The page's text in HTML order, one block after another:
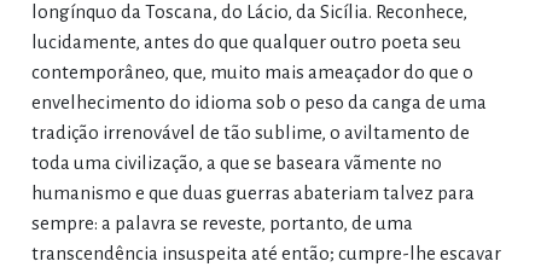
longínquo da Toscana, do Lácio, da Sicília. Reconhece,
lucidamente, antes do que qualquer outro poeta seu
contemporâneo, que, muito mais ameaçador do que o
envelhecimento do idioma sob o peso da canga de uma
tradição irrenovável de tão sublime, o aviltamento de
toda uma civilização, a que se baseara vãmente no
humanismo e que duas guerras abateriam talvez para
sempre: a palavra se reveste, portanto, de uma
transcendência insuspeita até então; cumpre-lhe escavar